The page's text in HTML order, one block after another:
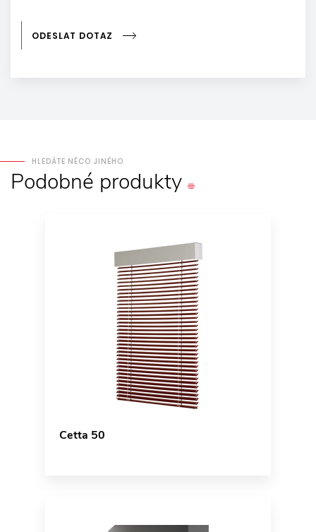
ODESLAT DOTAZ
HLEDÁTE NĚCO JINÉHO
Podobné produkty
Cetta 50